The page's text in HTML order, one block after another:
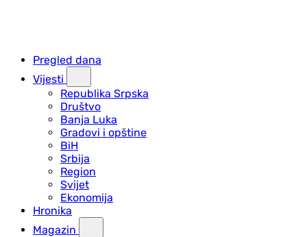
Pregled dana
Vijesti
Republika Srpska
Društvo
Banja Luka
Gradovi i opštine
BiH
Srbija
Region
Svijet
Ekonomija
Hronika
Magazin